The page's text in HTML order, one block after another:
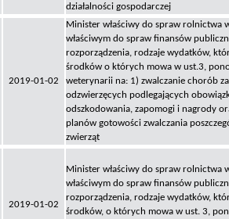
działalności gospodarczej
2019-01-02
Minister właściwy do spraw rolnictwa
właściwym do spraw finansów
rozporządzenia, rodzaje wydatków,
środków o których mowa w ust.3,
weterynarii na: 1) zwalczanie chorób
odzwierzęcych podlegających
odszkodowania, zapomogi i nagrody
planów gotowości zwalczania
zwierząt
2019-01-02
Minister właściwy do spraw rolnictwa
właściwym do spraw finansów
rozporządzenia, rodzaje wydatków,
środków, o których mowa w ust. 3,